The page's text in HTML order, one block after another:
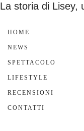
La storia di Lisey,
HOME
NEWS
SPETTACOLO
LIFESTYLE
RECENSIONI
CONTATTI